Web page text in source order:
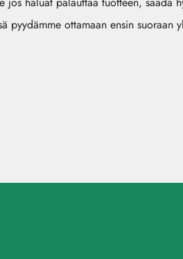
pyydämme ottamaan ensin suoraan